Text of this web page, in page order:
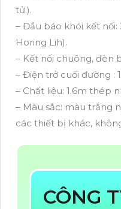
tử.).
– Đầu báo khói kết
Horing Lih).
– Kết nối chuông, đèn
– Điện trở cuối đường :
– Chất liệu: 1.6m thép
– Màu sắc: màu trắng
các thiết bị khác,
CÔNG